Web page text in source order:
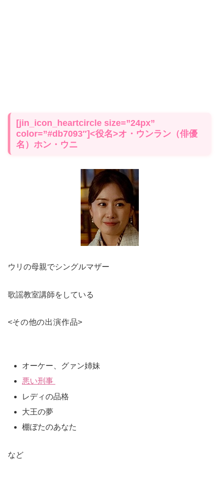
[jin_icon_heartcircle size=”24px”
color=”#db7093″]<役名>オ・ウンラン（俳優
名）ホン・ウニ
ウリの母親でシングルマザー
歌謡教室講師をしている
<その他の出演作品>
オーケー、グァン姉妹
悪い刑事
レディの品格
大王の夢
棚ぼたのあなた
など